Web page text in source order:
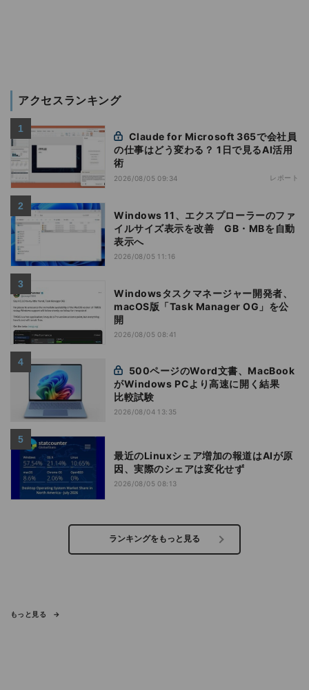
アクセスランキング
の仕事はどう変わる？ 1日で見るAI活用
術
2026/08/05 09:34 レポート
Windows 11、エクスプローラーのファ
イルサイズ表示を改善 GB・MBを自動
表示へ
2026/08/05 11:16
Windowsタスクマネージャー開発者、
macOS版「Task Manager OG」を公
開
2026/08/05 08:41
がWindows PCより高速に開く結果
比較試験
2026/08/04 13:35
最近のLinuxシェア増加の報道はAIが原
因、実際のシェアは変化せず
2026/08/05 08:13
ランキングをもっと見る
もっと見る